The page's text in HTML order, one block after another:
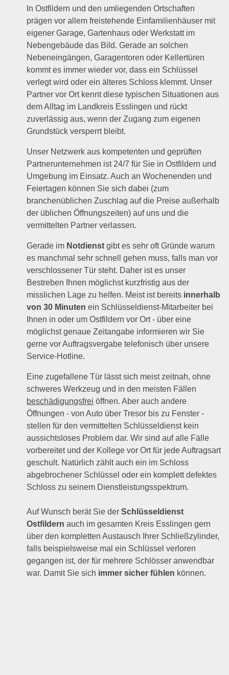
In Ostfildern und den umliegenden Ortschaften
prägen vor allem freistehende Einfamilienhäuser mit
eigener Garage, Gartenhaus oder Werkstatt im
Nebengebäude das Bild. Gerade an solchen
Nebeneingängen, Garagentoren oder Kellertüren
kommt es immer wieder vor, dass ein Schlüssel
verlegt wird oder ein älteres Schloss klemmt. Unser
Partner vor Ort kennt diese typischen Situationen aus
dem Alltag im Landkreis Esslingen und rückt
zuverlässig aus, wenn der Zugang zum eigenen
Grundstück versperrt bleibt.
Unser Netzwerk aus kompetenten und geprüften
Partnerunternehmen ist 24/7 für Sie in Ostfildern und
Umgebung im Einsatz. Auch an Wochenenden und
Feiertagen können Sie sich dabei (zum
branchenüblichen Zuschlag auf die Preise außerhalb
der üblichen Öffnungszeiten) auf uns und die
vermittelten Partner verlassen.
Gerade im Notdienst gibt es sehr oft Gründe warum
es manchmal sehr schnell gehen muss, falls man vor
verschlossener Tür steht. Daher ist es unser
Bestreben Ihnen möglichst kurzfristig aus der
misslichen Lage zu helfen. Meist ist bereits innerhalb
von 30 Minuten ein Schlüsseldienst-Mitarbeiter bei
Ihnen in oder um Ostfildern vor Ort - über eine
möglichst genaue Zeitangabe informieren wir Sie
gerne vor Auftragsvergabe telefonisch über unsere
Service-Hotline.
Eine zugefallene Tür lässt sich meist zeitnah, ohne
schweres Werkzeug und in den meisten Fällen
beschädigungsfrei öffnen. Aber auch andere
Öffnungen - von Auto über Tresor bis zu Fenster -
stellen für den vermittelten Schlüsseldienst kein
aussichtsloses Problem dar. Wir sind auf alle Fälle
vorbereitet und der Kollege vor Ort für jede Auftragsart
geschult. Natürlich zählt auch ein im Schloss
abgebrochener Schlüssel oder ein komplett defektes
Schloss zu seinem Dienstleistungsspektrum.
Auf Wunsch berät Sie derSchlüsseldienst
Ostfildern auch im gesamten Kreis Esslingen gern
über den kompletten Austausch Ihrer Schließzylinder,
falls beispielsweise mal ein Schlüssel verloren
gegangen ist, der für mehrere Schlösser anwendbar
war. Damit Sie sich immer sicher fühlen können.